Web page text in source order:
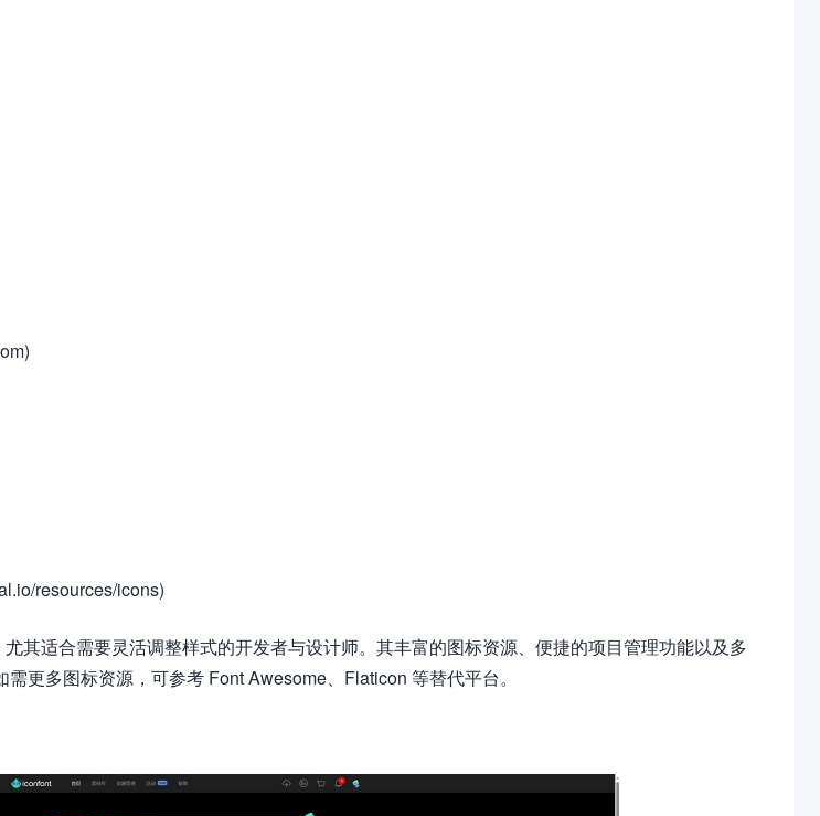
resources/icons)
其适合需要灵活调整样式的开发者与设计师。其丰富的图标资源、便捷的项目管理功能以及多
更多图标资源，可参考 Font Awesome、Flaticon 等替代平台。